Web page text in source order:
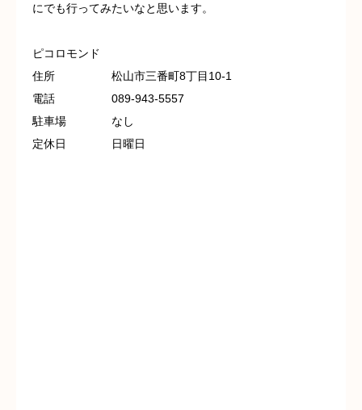
にでも行ってみたいなと思います。
ピコロモンド
住所 松山市三番町8丁目10-1
電話 089-943-5557
駐車場 なし
定休日 日曜日